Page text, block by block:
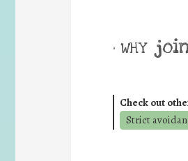
• WHY
Check out
Strict